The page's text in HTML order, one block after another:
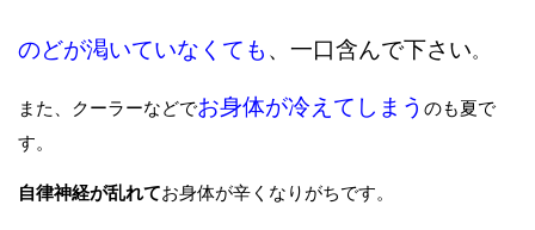
のどが渇いていなくても 、一口含んで下さい。
また、クーラーなどでお身体が冷えてしまう のも夏で
す。
自律神経が乱れてお身体が辛くなりがちです。